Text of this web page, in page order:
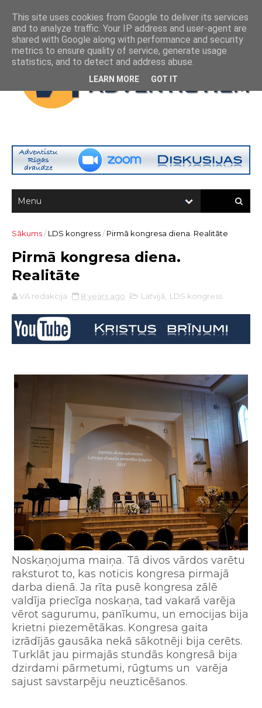
Sākums/ LDS kongress/ Pirmā kongresa diena. Realitāte
Pirmā kongresa diena.
Realitāte
VA redakcija 8 years ago Latvijā, LDS kongress
Noskaņojuma maiņa. Tā divos vārdos varētu
raksturot to, kas noticis kongresa pirmajā
darba dienā. Ja rīta pusē kongresa zālē
valdīja priecīga noskaņa, tad vakarā varēja
vērot sagurumu, panīkumu, un emocijas bija
krietni piezemētākas. Kongresa gaita
izrādījās gausāka nekā sākotnēji bija cerēts.
Turklāt jau pirmajās stundās kongresā bija
dzirdami pārmetumi, rūgtums un varēja
sajust savstarpēju neuzticēšanos.
This site uses cookies from Google to deliver its services
and to analyze traffic. Your IP address and user-agent are
shared with Google along with performance and security
metrics to ensure quality of service, generate usage
statistics, and to detect and address abuse.
LEARN MORE GOT IT